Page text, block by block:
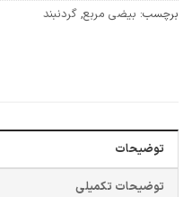
برچسب: بیضی مربع, گردنبند
توضیحات
توضیحات تکمیلی